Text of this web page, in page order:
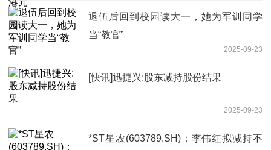
退伍后回到校园读大一，她为军训同学
当“教官”
2025-09-23
[快讯]迅捷兴:股东减持股份结果
2025-09-23
*ST星农(603789.SH)：李伟红拟减持不